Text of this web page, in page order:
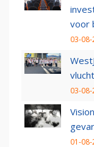
voor
03-
03-
01-